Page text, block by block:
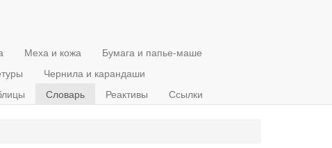
Меха и кожа
Бумага и папье-маше
Чернила и карандаши
Словарь Реактивы Ссылки